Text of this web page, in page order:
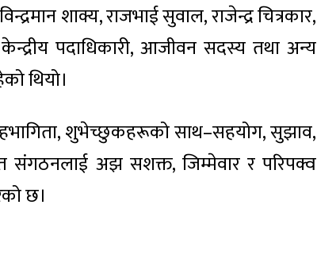
शाक्य, राजभाई सुवाल, राजेन्द्र चित्रकार,
केन्द्रीय पदाधिकारी, आजीवन सदस्य तथा अन्य
थियो।
शुभेच्छुकहरूको साथ–सहयोग, सुझाव,
संगठनलाई अझ सशक्त, जिम्मेवार र परिपक्व
छ।